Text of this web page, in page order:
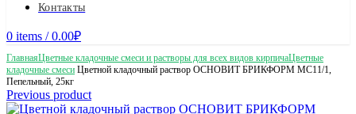
Контакты
0 items / 0.00₽
ГлавнаяЦветные кладочные смеси и растворы для всех видов кирпичаЦветные
кладочные смеси Цветной кладочный раствор ОСНОВИТ БРИКФОРМ MC11/1,
Пепельный, 25кг
Previous product